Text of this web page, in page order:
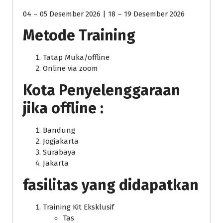
04 – 05 Desember 2026 | 18 – 19 Desember 2026
Metode Training
Tatap Muka/offline
Online via zoom
Kota Penyelenggaraan
jika offline :
Bandung
Jogjakarta
Surabaya
Jakarta
fasilitas yang didapatkan
Training Kit Eksklusif
Tas